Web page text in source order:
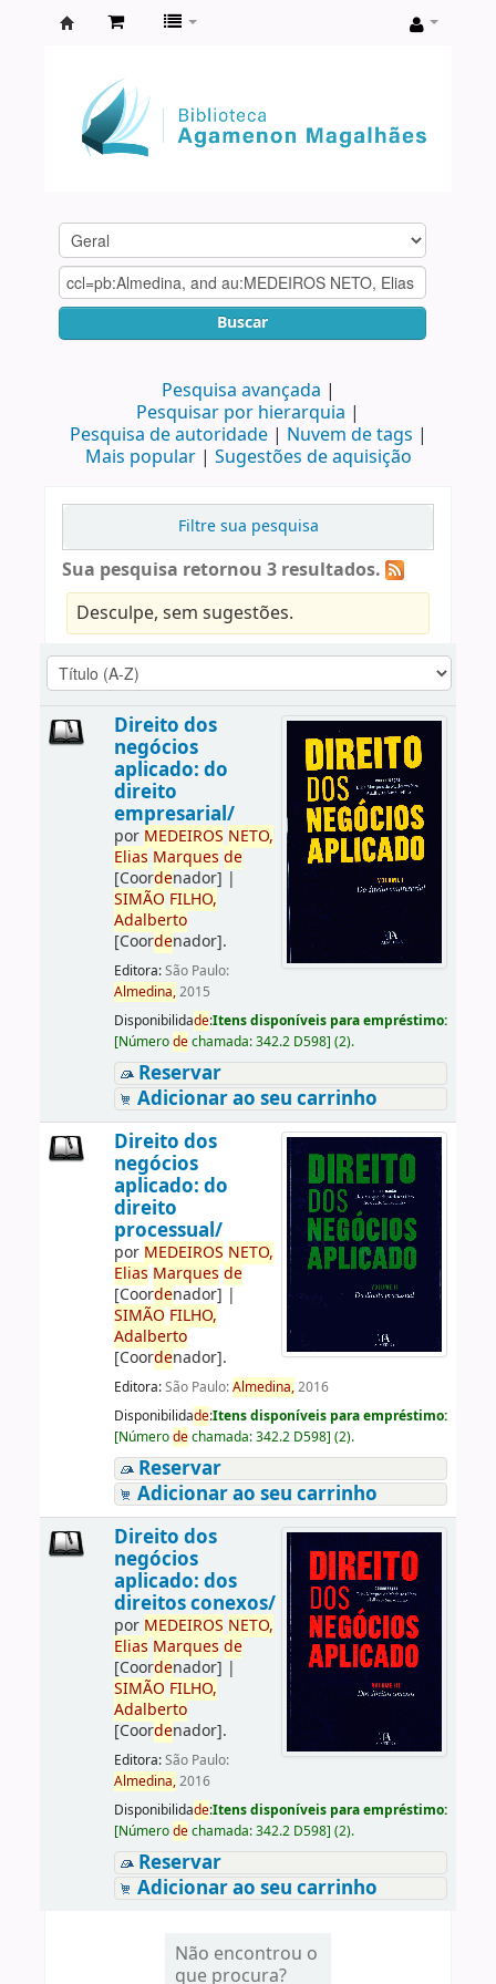
Agamenon
Magalhães
Buscar
Pesquisa avançada
Pesquisar por hierarquia
Pesquisa de autoridade
Nuvem de tags
Mais popular
Sugestões de aquisição
Filtre sua pesquisa
Sua pesquisa retornou 3 resultados.
Desculpe, sem sugestões.
Direito dos
negócios
aplicado: do
direito
empresarial/
por MEDEIROS NETO,
Elias Marques de
[Coordenador] |
SIMÃO FILHO,
Adalberto
[Coordenador].
Editora:São Paulo:
Almedina,2015
Disponibilidade:Itens disponíveis para empréstimo:
[Númerodechamada:342.2 D598] (2).
Reservar
Adicionar ao seu carrinho
Direito dos
negócios
aplicado: do
direito
processual/
por MEDEIROS NETO,
Elias Marques de
[Coordenador] |
SIMÃO FILHO,
Adalberto
[Coordenador].
Editora:São Paulo:Almedina,2016
Disponibilidade:Itens disponíveis para empréstimo:
[Númerodechamada:342.2 D598] (2).
Reservar
Adicionar ao seu carrinho
Direito dos
negócios
aplicado: dos
direitos conexos/
por MEDEIROS NETO,
Elias Marques de
[Coordenador] |
SIMÃO FILHO,
Adalberto
[Coordenador].
Editora:São Paulo:
Almedina,2016
Disponibilidade:Itens disponíveis para empréstimo:
[Númerodechamada:342.2 D598] (2).
Reservar
Adicionar ao seu carrinho
Não encontrou o
que procura?